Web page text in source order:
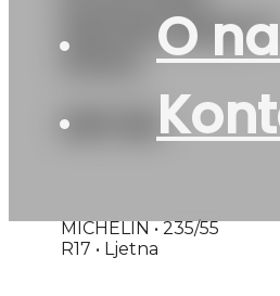
O
2024)
287
MICHELIN • 235/55
R17 • Ljetna